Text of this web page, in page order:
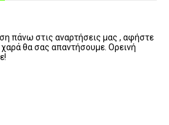
πάνω στις αναρτήσεις μας , αφήστε
χαρά θα σας απαντήσουμε. Ορεινή